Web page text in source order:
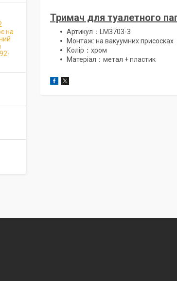
Тримач для туалетного
Артикул：LM3703-3
Монтаж: на вакуумних присосках
Колір：хром
Матеріал：метал + пластик
на